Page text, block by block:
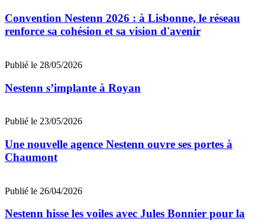
Convention Nestenn 2026 : à Lisbonne, le réseau
renforce sa cohésion et sa vision d'avenir
Publié le 28/05/2026
Nestenn s’implante à Royan
Publié le 23/05/2026
Une nouvelle agence Nestenn ouvre ses portes à
Chaumont
Publié le 26/04/2026
Nestenn hisse les voiles avec Jules Bonnier pour la